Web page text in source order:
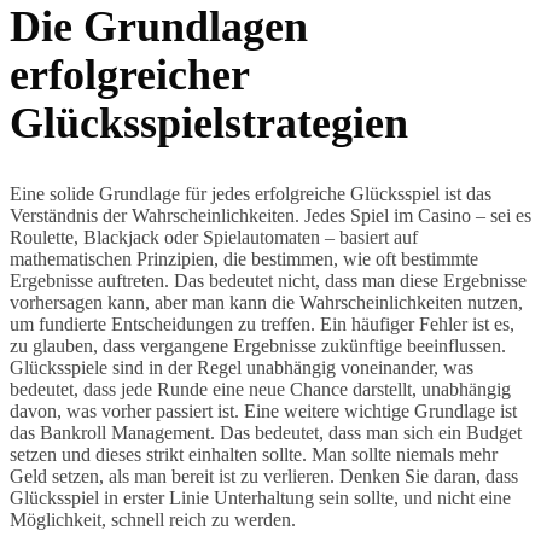
Die Grundlagen
erfolgreicher
Glücksspielstrategien
Eine solide Grundlage für jedes erfolgreiche Glücksspiel ist das
Verständnis der Wahrscheinlichkeiten. Jedes Spiel im Casino – sei es
Roulette, Blackjack oder Spielautomaten – basiert auf
mathematischen Prinzipien, die bestimmen, wie oft bestimmte
Ergebnisse auftreten. Das bedeutet nicht, dass man diese Ergebnisse
vorhersagen kann, aber man kann die Wahrscheinlichkeiten nutzen,
um fundierte Entscheidungen zu treffen. Ein häufiger Fehler ist es,
zu glauben, dass vergangene Ergebnisse zukünftige beeinflussen.
Glücksspiele sind in der Regel unabhängig voneinander, was
bedeutet, dass jede Runde eine neue Chance darstellt, unabhängig
davon, was vorher passiert ist. Eine weitere wichtige Grundlage ist
das Bankroll Management. Das bedeutet, dass man sich ein Budget
setzen und dieses strikt einhalten sollte. Man sollte niemals mehr
Geld setzen, als man bereit ist zu verlieren. Denken Sie daran, dass
Glücksspiel in erster Linie Unterhaltung sein sollte, und nicht eine
Möglichkeit, schnell reich zu werden.